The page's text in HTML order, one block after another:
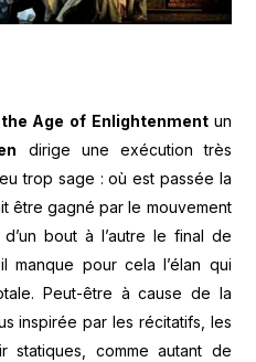
Age of Enlightenment un
dirige une exécution très
trop sage : où est passée la
être gagné par le mouvement
bout à l’autre le final de
manque pour cela l’élan qui
Peut-être à cause de la
inspirée par les récitatifs, les
statiques, comme autant de